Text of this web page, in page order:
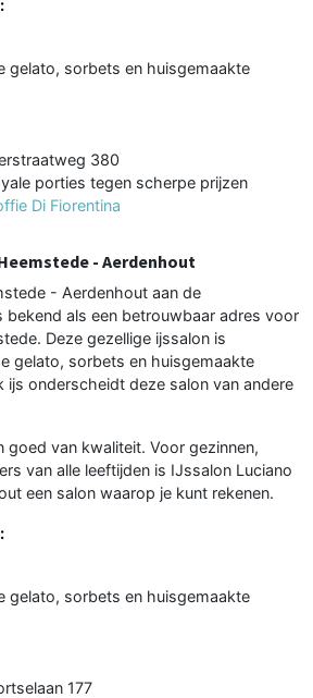
gelato, sorbets en huisgemaakte
380
porties tegen scherpe prijzen
Di Fiorentina
- Aerdenhout
- Aerdenhout aan de
bekend als een betrouwbaar adres voor
Deze gezellige ijssalon is
gelato, sorbets en huisgemaakte
ijs onderscheidt deze salon van andere
goed van kwaliteit. Voor gezinnen,
van alle leeftijden is IJssalon Luciano
een salon waarop je kunt rekenen.
gelato, sorbets en huisgemaakte
177